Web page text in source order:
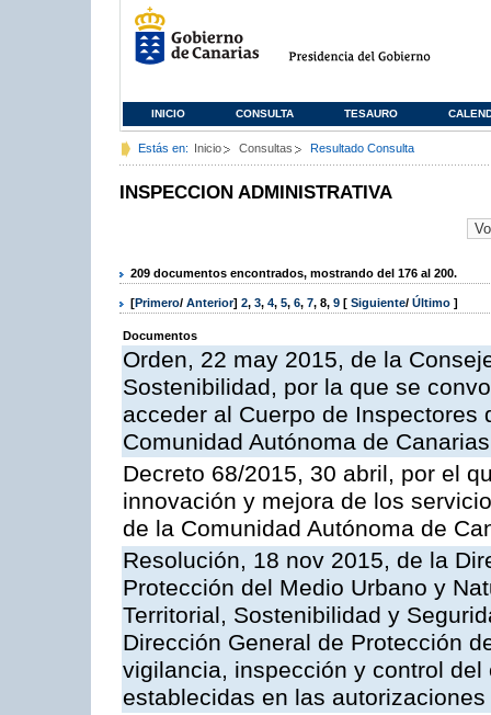
INICIO CONSULTA TESAURO
Estás en: Inicio Consultas Resultado Consulta
INSPECCION ADMINISTRATIVA
209 documentos encontrados, mostrando del 176 al 200.
[Primero/ Anterior] 2, 3, 4, 5, 6, 7, 8, 9 [ Siguiente/ Último ]
Documentos
Orden, 22 may 2015, de la
Sostenibilidad, por la que se
acceder al Cuerpo de
Comunidad Autónoma de Canarias
Decreto 68/2015, 30 abril, por el
innovación y mejora de los
de la Comunidad Autónoma de
Resolución, 18 nov 2015, de la
Protección del Medio Urbano y
Territorial, Sostenibilidad y
Dirección General de Protección
vigilancia, inspección y control
establecidas en las